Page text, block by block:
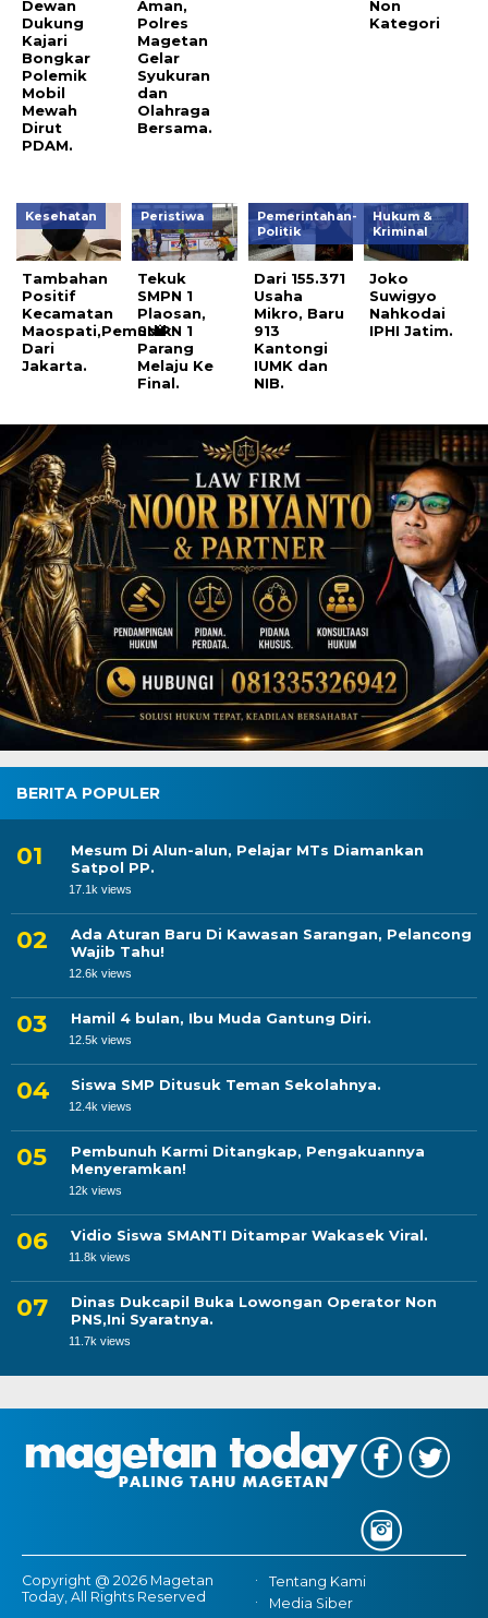
Dewan
Dukung
Kajari
Bongkar
Polemik
Mobil
Mewah
Dirut
PDAM.
Aman,
Polres
Magetan
Gelar
Syukuran
dan
Olahraga
Bersama.
Non
Kategori
Kesehatan
Tambahan
Positif
Kecamatan
Maospati,Pemudik
Dari
Jakarta.
Peristiwa
Tekuk
SMPN 1
Plaosan,
SMPN 1
Parang
Melaju Ke
Final.
Pemerintahan-
Politik
Dari 155.371
Usaha
Mikro, Baru
913
Kantongi
IUMK dan
NIB.
Hukum &
Kriminal
Joko
Suwigyo
Nahkodai
IPHI Jatim.
BERITA POPULER
Mesum Di Alun-alun, Pelajar MTs Diamankan
Satpol PP.
17.1k views
Ada Aturan Baru Di Kawasan Sarangan, Pelancong
Wajib Tahu!
12.6k views
Hamil 4 bulan, Ibu Muda Gantung Diri.
12.5k views
Siswa SMP Ditusuk Teman Sekolahnya.
12.4k views
Pembunuh Karmi Ditangkap, Pengakuannya
Menyeramkan!
12k views
Vidio Siswa SMANTI Ditampar Wakasek Viral.
11.8k views
Dinas Dukcapil Buka Lowongan Operator Non
PNS,Ini Syaratnya.
11.7k views
Copyright @ 2026 Magetan
Today, All Rights Reserved
Tentang Kami
Media Siber